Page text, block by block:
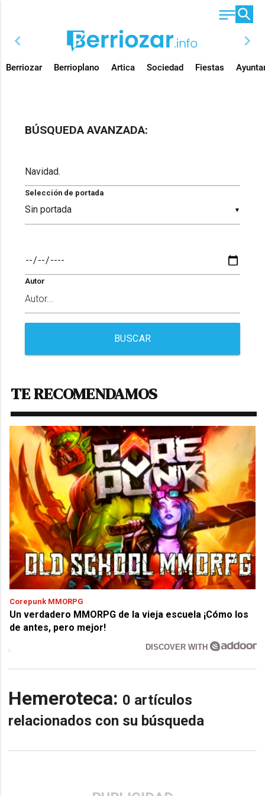
chevron_left chevron_right
Berriozar Berrioplano Artica Sociedad Fiestas
BÚSQUEDA AVANZADA:
▼
Selección de portada
Autor
BUSCAR
TE RECOMENDAMOS
Corepunk MMORPG
Un verdadero MMORPG de la vieja escuela ¡Cómo los
de antes, pero mejor!
DISCOVER WITH
Hemeroteca: 0 artículos
relacionados con su búsqueda